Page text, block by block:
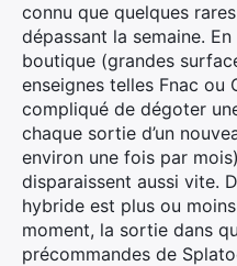
connu que quelques
dépassant la semaine.
boutique (grandes
enseignes telles Fnac ou
compliqué de dégoter
chaque sortie d’un
environ une fois par
disparaissent aussi vite.
hybride est plus ou
moment, la sortie dans
précommandes de